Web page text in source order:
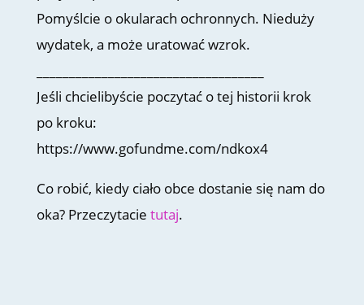
Pomyślcie o okularach ochronnych. Nieduży
wydatek, a może uratować wzrok.
Jeśli chcielibyście poczytać o tej historii krok
po kroku:
https://www.gofundme.com/ndkox4
Co robić, kiedy ciało obce dostanie się nam do
oka? Przeczytacie tutaj.